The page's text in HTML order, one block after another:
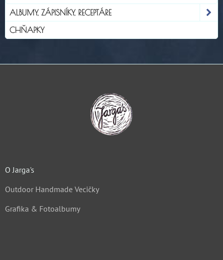
ALBUMY, ZÁPISNÍKY, RECEPTÁRE
CHŇAPKY
O Jarga's
Outdoor Handmade Vecičky
Grafika & Fotoalbumy